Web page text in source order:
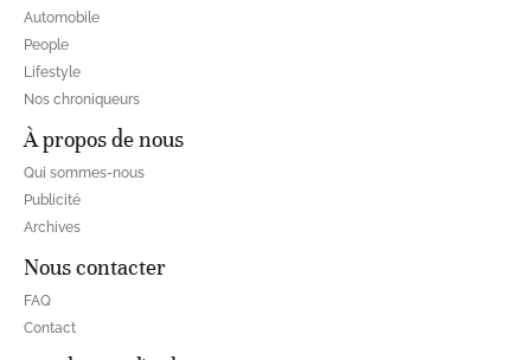
Automobile
People
Lifestyle
Nos chroniqueurs
À propos de nous
Qui sommes-nous
Publicité
Archives
Nous contacter
FAQ
Contact